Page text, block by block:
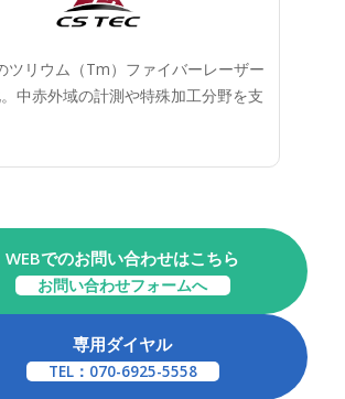
ツリウム（Tm）ファイバーレーザー
中赤外域の計測や特殊加工分野を支
WEBでのお問い合わせはこちら
お問い合わせフォームへ
専用ダイヤル
TEL：070-6925-5558